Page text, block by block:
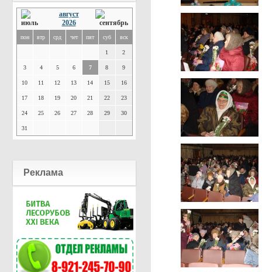
август
2026
пон втр срд чет пят суб вск
1 2
3 4 5 6 7 8 9
10 11 12 13 14 15 16
17 18 19 20 21 22 23
24 25 26 27 28 29 30
31
Реклама